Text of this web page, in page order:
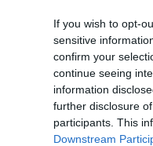
If you wish to opt-
sensitive
confirm your
continue seeing
information
further disclosure
participants. This
Downstream
ucraino
Tam
Festa in
ritmi e